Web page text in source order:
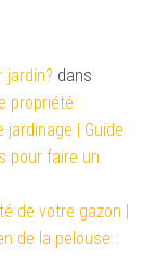
jardin? dans
propriété
| Guide
pour faire un
de votre gazon |
de la pelouse :